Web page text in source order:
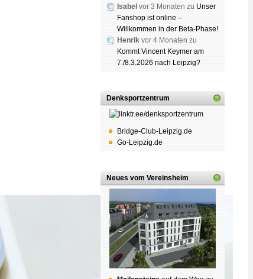
Isabel vor 3 Monaten zu Unser
Fanshop ist online –
Willkommen in der Beta-Phase!
Henrik vor 4 Monaten zu
Kommt Vincent Keymer am
7./8.3.2026 nach Leipzig?
Denksportzentrum
Bridge-Club-Leipzig.de
Go-Leipzig.de
Neues vom Vereinsheim